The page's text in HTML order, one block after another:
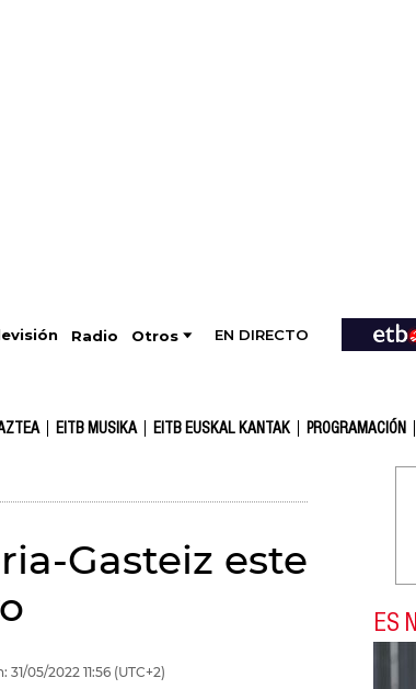
Radio Otros EN DIRECTO
EITB MUSIKA EITB EUSKAL KANTAK PROGRAMACIÓN
Gasteiz este
31/05/2022 11:56 (UTC+2)
ES